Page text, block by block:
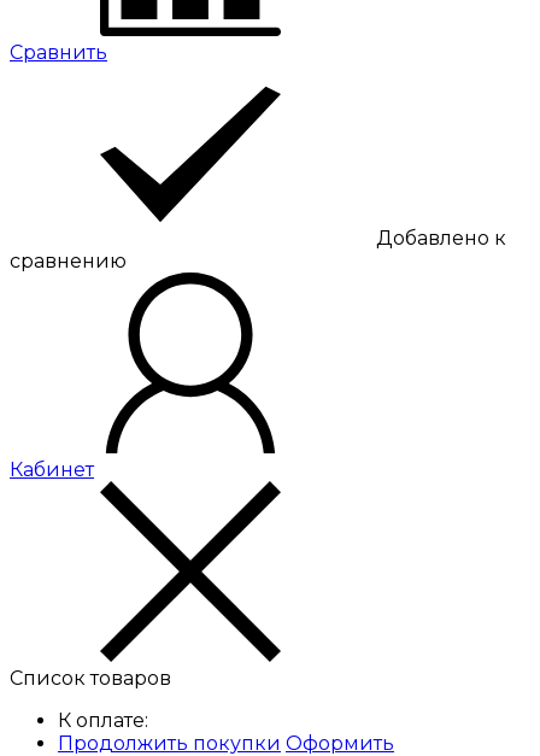
Сравнить
Добавлено к
сравнению
Кабинет
Список товаров
К оплате:
Продолжить покупки Оформить